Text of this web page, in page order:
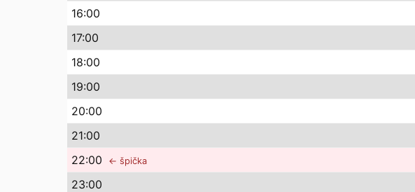
16:00
17:00
18:00
19:00
20:00
21:00
22:00 ← špička
23:00